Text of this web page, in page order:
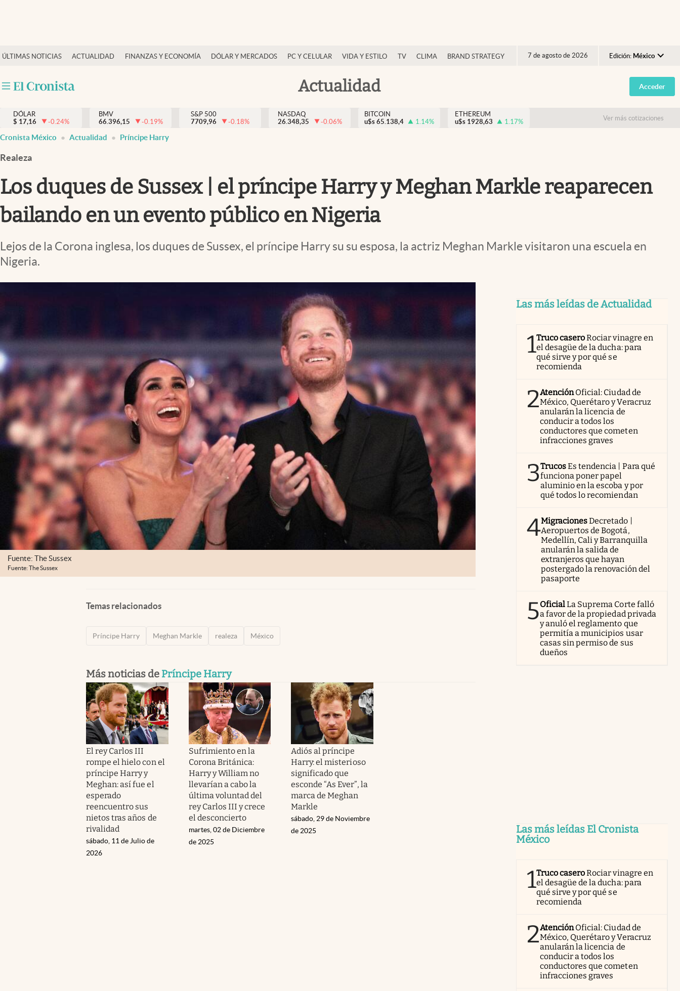
ÚLTIMAS NOTICIAS ACTUALIDAD FINANZAS Y ECONOMÍA DÓLAR Y MERCADOS PC Y CELULAR VIDA Y ESTILO TV CLIMA BRAND STRATEGY 7 de agosto de 2026 Edición: México
Argentina
España
USA
Actualidad
Actualidad
Internacionales
Opinión
Brand Strategy
Vida y estilo
Tv
Espiritualidad
Acceder
DÓLAR
$ 17,16 -0.24%
BMV
66.396,15
-0.19%
S&P 500
7709,96
-0.18%
NASDAQ
26.348,35
-0.06%
BITCOIN
u$s 65.138,4 1.14%
ETHEREUM
u$s 1928,63 1.17% Ver más cotizaciones
Cronista México Actualidad Príncipe Harry
Realeza
Los duques de Sussex | el príncipe Harry y Meghan Markle reaparecen
bailando en un evento público en Nigeria
Lejos de la Corona inglesa, los duques de Sussex, el príncipe Harry su su esposa, la actriz Meghan Markle visitaron una escuela en
Nigeria.
Fuente: The Sussex
Fuente: The Sussex
Temas relacionados
Príncipe Harry Meghan Markle realeza México
Más noticias de Príncipe Harry
El rey Carlos III
rompe el hielo con el
príncipe Harry y
Meghan: así fue el
esperado
reencuentro sus
nietos tras años de
rivalidad
sábado, 11 de Julio de
2026
Sufrimiento en la
Corona Británica:
Harry y William no
llevarían a cabo la
última voluntad del
rey Carlos III y crece
el desconcierto
martes, 02 de Diciembre
de 2025
Adiós al príncipe
Harry: el misterioso
significado que
esconde “As Ever”, la
marca de Meghan
Markle
sábado, 29 de Noviembre
de 2025
Las más leídas de Actualidad
1Truco caseroRociar vinagre en
el desagüe de la ducha: para
qué sirve y por qué se
recomienda
2AtenciónOficial: Ciudad de
México, Querétaro y Veracruz
anularán la licencia de
conducir a todos los
conductores que cometen
infracciones graves
3TrucosEs tendencia | Para qué
funciona poner papel
aluminio en la escoba y por
qué todos lo recomiendan
4MigracionesDecretado |
Aeropuertos de Bogotá,
Medellín, Cali y Barranquilla
anularán la salida de
extranjeros que hayan
postergado la renovación del
pasaporte
5OficialLa Suprema Corte falló
a favor de la propiedad privada
y anuló el reglamento que
permitía a municipios usar
casas sin permiso de sus
dueños
Las más leídas El Cronista
México
1Truco caseroRociar vinagre en
el desagüe de la ducha: para
qué sirve y por qué se
recomienda
2AtenciónOficial: Ciudad de
México, Querétaro y Veracruz
anularán la licencia de
conducir a todos los
conductores que cometen
infracciones graves